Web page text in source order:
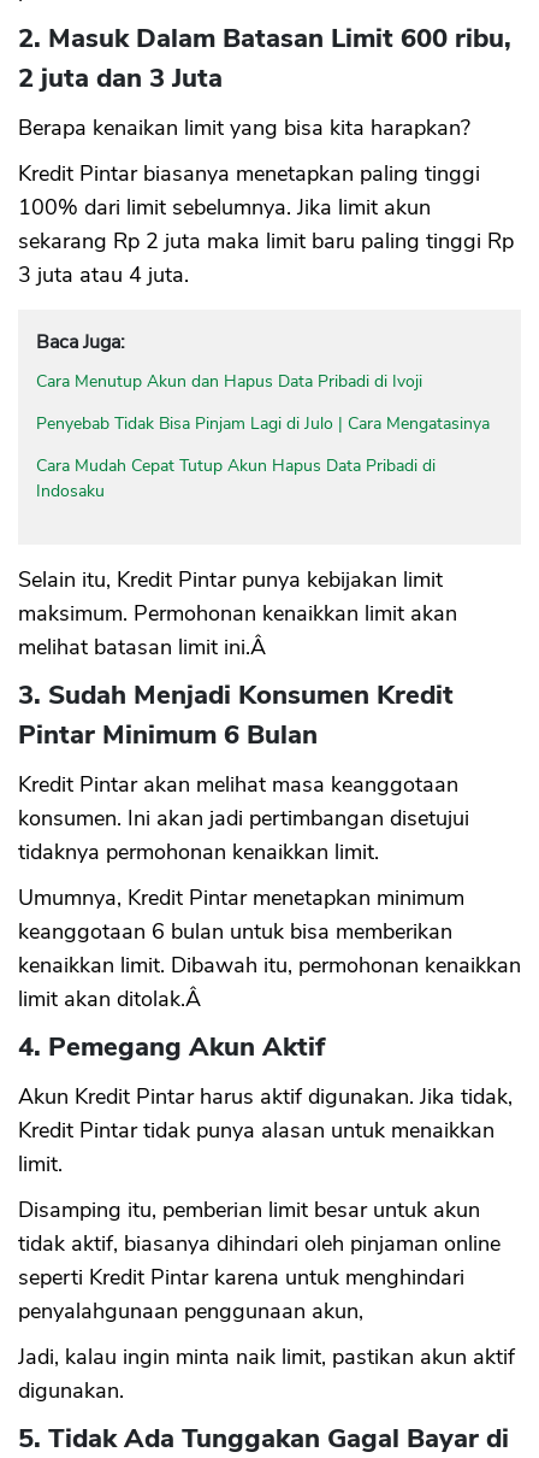
2. Masuk Dalam Batasan Limit 600 ribu,
2 juta dan 3 Juta
Berapa kenaikan limit yang bisa kita harapkan?
Kredit Pintar biasanya menetapkan paling tinggi
100% dari limit sebelumnya. Jika limit akun
sekarang Rp 2 juta maka limit baru paling tinggi Rp
3 juta atau 4 juta.
Baca Juga:
Cara Menutup Akun dan Hapus Data Pribadi di Ivoji
Penyebab Tidak Bisa Pinjam Lagi di Julo | Cara Mengatasinya
Cara Mudah Cepat Tutup Akun Hapus Data Pribadi di
Indosaku
Selain itu, Kredit Pintar punya kebijakan limit
maksimum. Permohonan kenaikkan limit akan
melihat batasan limit ini.Â
3. Sudah Menjadi Konsumen Kredit
Pintar Minimum 6 Bulan
Kredit Pintar akan melihat masa keanggotaan
konsumen. Ini akan jadi pertimbangan disetujui
tidaknya permohonan kenaikkan limit.
Umumnya, Kredit Pintar menetapkan minimum
keanggotaan 6 bulan untuk bisa memberikan
kenaikkan limit. Dibawah itu, permohonan kenaikkan
limit akan ditolak.Â
4. Pemegang Akun Aktif
Akun Kredit Pintar harus aktif digunakan. Jika tidak,
Kredit Pintar tidak punya alasan untuk menaikkan
limit.
Disamping itu, pemberian limit besar untuk akun
tidak aktif, biasanya dihindari oleh pinjaman online
seperti Kredit Pintar karena untuk menghindari
penyalahgunaan penggunaan akun,
Jadi, kalau ingin minta naik limit, pastikan akun aktif
digunakan.
5. Tidak Ada Tunggakan Gagal Bayar di